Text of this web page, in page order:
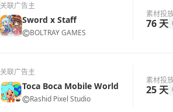
关联广告主
Sword x Staff
BOLTRAY GAMES
素材投
76 天
关联广告主
Toca Boca Mobile World
Rashid Pixel Studio
素材投
25 天